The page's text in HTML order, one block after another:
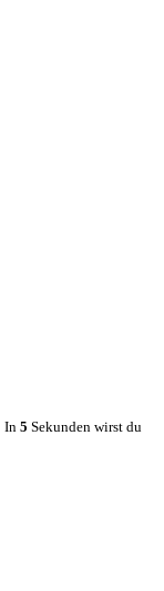
In 5 Sekunden wirst du